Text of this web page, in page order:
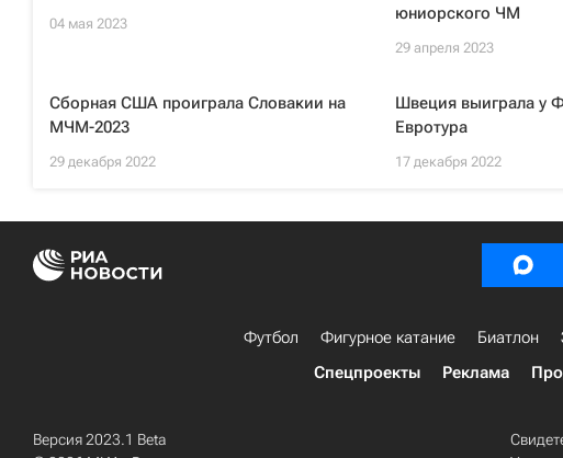
04 мая 2023
юниорского ЧМ
29 апреля 2023
Сборная США проиграла Словакии на
МЧМ-2023
29 декабря 2022
Швеция выиграла у
Евротура
17 декабря 2022
Футбол Фигурное катание Биатлон
Спецпроекты
Реклама
Версия 2023.1 Beta